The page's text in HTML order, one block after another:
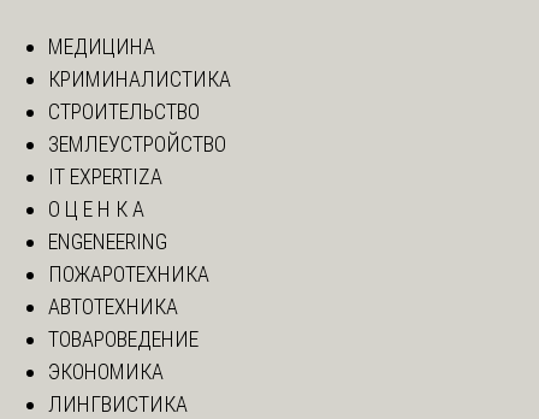
МЕДИЦИНА
КРИМИНАЛИСТИКА
СТРОИТЕЛЬСТВО
ЗЕМЛЕУСТРОЙСТВО
IT EXPERTIZA
О Ц Е Н К А
ENGENEERING
ПОЖАРОТЕХНИКА
АВТОТЕХНИКА
ТОВАРОВЕДЕНИЕ
ЭКОНОМИКА
ЛИНГВИСТИКА